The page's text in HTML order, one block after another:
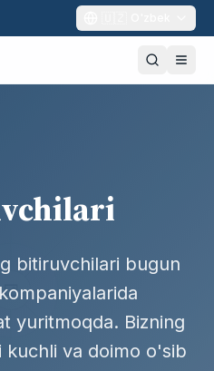
bitiruvchilari bugun
yuritmoqda. Bizning
va doimo o'sib